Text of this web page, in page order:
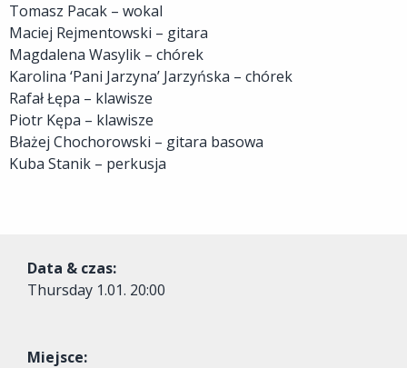
Tomasz Pacak – wokal
Maciej Rejmentowski – gitara
Magdalena Wasylik – chórek
Karolina ‘Pani Jarzyna’ Jarzyńska – chórek
Rafał Łępa – klawisze
Piotr Kępa – klawisze
Błażej Chochorowski – gitara basowa
Kuba Stanik – perkusja
Data & czas:
Thursday 1.01. 20:00
Miejsce: